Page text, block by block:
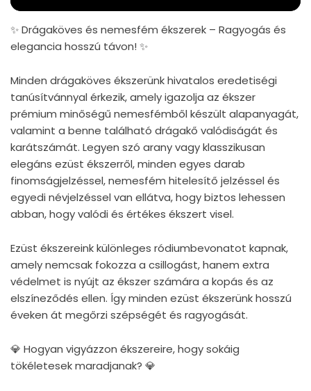
✨ Drágaköves és nemesfém ékszerek – Ragyogás és
elegancia hosszú távon! ✨
Minden drágaköves ékszerünk hivatalos eredetiségi
tanúsítvánnyal érkezik, amely igazolja az ékszer
prémium minőségű nemesfémből készült alapanyagát,
valamint a benne található drágakő valódiságát és
karátszámát. Legyen szó arany vagy klasszikusan
elegáns ezüst ékszerről, minden egyes darab
finomságjelzéssel, nemesfém hitelesítő jelzéssel és
egyedi névjelzéssel van ellátva, hogy biztos lehessen
abban, hogy valódi és értékes ékszert visel.
Ezüst ékszereink különleges ródiumbevonatot kapnak,
amely nemcsak fokozza a csillogást, hanem extra
védelmet is nyújt az ékszer számára a kopás és az
elszíneződés ellen. Így minden ezüst ékszerünk hosszú
éveken át megőrzi szépségét és ragyogását.
💎 Hogyan vigyázzon ékszereire, hogy sokáig
tökéletesek maradjanak? 💎